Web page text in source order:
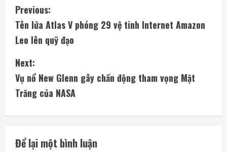
C
o
n
t
i
n
u
Previous:
Tên lửa Atlas V phóng 29 vệ tinh Internet Amazon
Leo lên quỹ đạo
Next:
Vụ nổ New Glenn gây chấn động tham vọng Mặt
Trăng của NASA
Để lại một bình luận